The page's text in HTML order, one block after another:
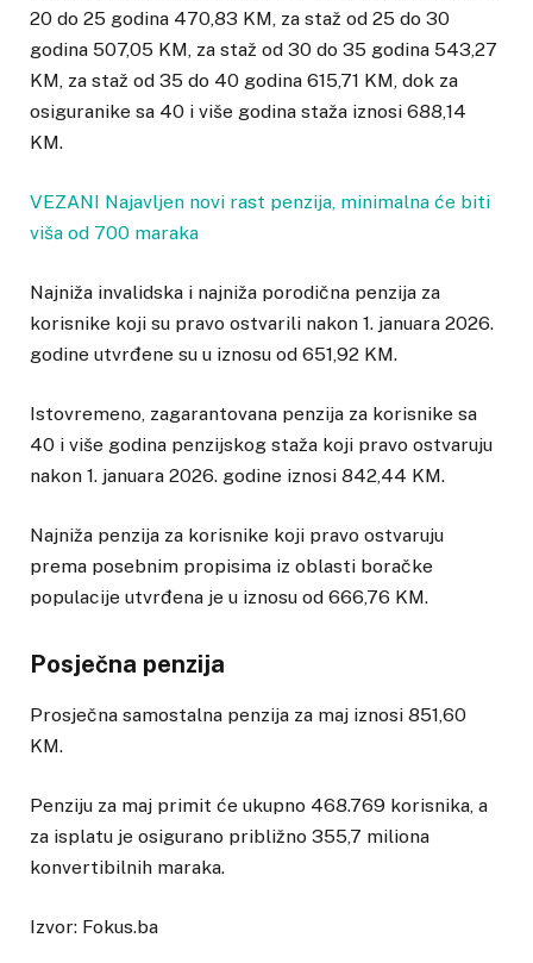
20 do 25 godina 470,83 KM, za staž od 25 do 30
godina 507,05 KM, za staž od 30 do 35 godina 543,27
KM, za staž od 35 do 40 godina 615,71 KM, dok za
osiguranike sa 40 i više godina staža iznosi 688,14
KM.
VEZANI Najavljen novi rast penzija, minimalna će biti
viša od 700 maraka
Najniža invalidska i najniža porodična penzija za
korisnike koji su pravo ostvarili nakon 1. januara 2026.
godine utvrđene su u iznosu od 651,92 KM.
Istovremeno, zagarantovana penzija za korisnike sa
40 i više godina penzijskog staža koji pravo ostvaruju
nakon 1. januara 2026. godine iznosi 842,44 KM.
Najniža penzija za korisnike koji pravo ostvaruju
prema posebnim propisima iz oblasti boračke
populacije utvrđena je u iznosu od 666,76 KM.
Posječna penzija
Prosječna samostalna penzija za maj iznosi 851,60
KM.
Penziju za maj primit će ukupno 468.769 korisnika, a
za isplatu je osigurano približno 355,7 miliona
konvertibilnih maraka.
Izvor: Fokus.ba